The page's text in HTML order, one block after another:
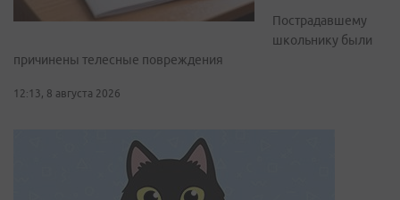
Пострадавшему
школьнику были
причинены телесные повреждения
12:13, 8 августа 2026